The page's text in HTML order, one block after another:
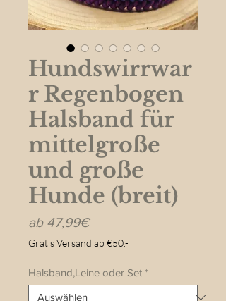
Hundswirrwar
r Regenbogen
Halsband für
mittelgroße
und große
Hunde (breit)
ab 47,99€Sale-
Preis
Gratis Versand ab €50.-
Halsband,Leine oder Set *